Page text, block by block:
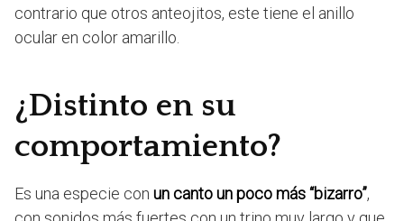
contrario que otros anteojitos, este tiene el anillo
ocular en color amarillo.
¿Distinto en su
comportamiento?
Es una especie con un canto un poco más “bizarro”,